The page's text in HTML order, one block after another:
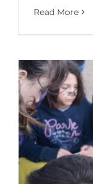
Read More